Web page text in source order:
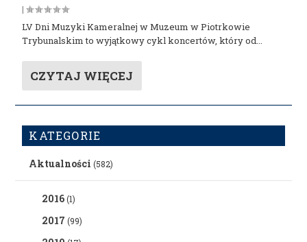
|
LV Dni Muzyki Kameralnej w Muzeum w Piotrkowie
Trybunalskim to wyjątkowy cykl koncertów, który od...
CZYTAJ WIĘCEJ
KATEGORIE
Aktualności (582)
2016(1)
2017 (99)